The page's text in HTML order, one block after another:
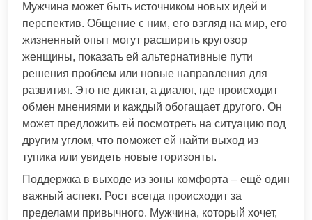
Мужчина может быть источником новых идей и
перспектив. Общение с ним, его взгляд на мир, его
жизненный опыт могут расширить кругозор
женщины, показать ей альтернативные пути
решения проблем или новые направления для
развития. Это не диктат, а диалог, где происходит
обмен мнениями и каждый обогащает другого. Он
может предложить ей посмотреть на ситуацию под
другим углом, что поможет ей найти выход из
тупика или увидеть новые горизонты.
Поддержка в выходе из зоны комфорта – ещё один
важный аспект. Рост всегда происходит за
пределами привычного. Мужчина, который хочет,